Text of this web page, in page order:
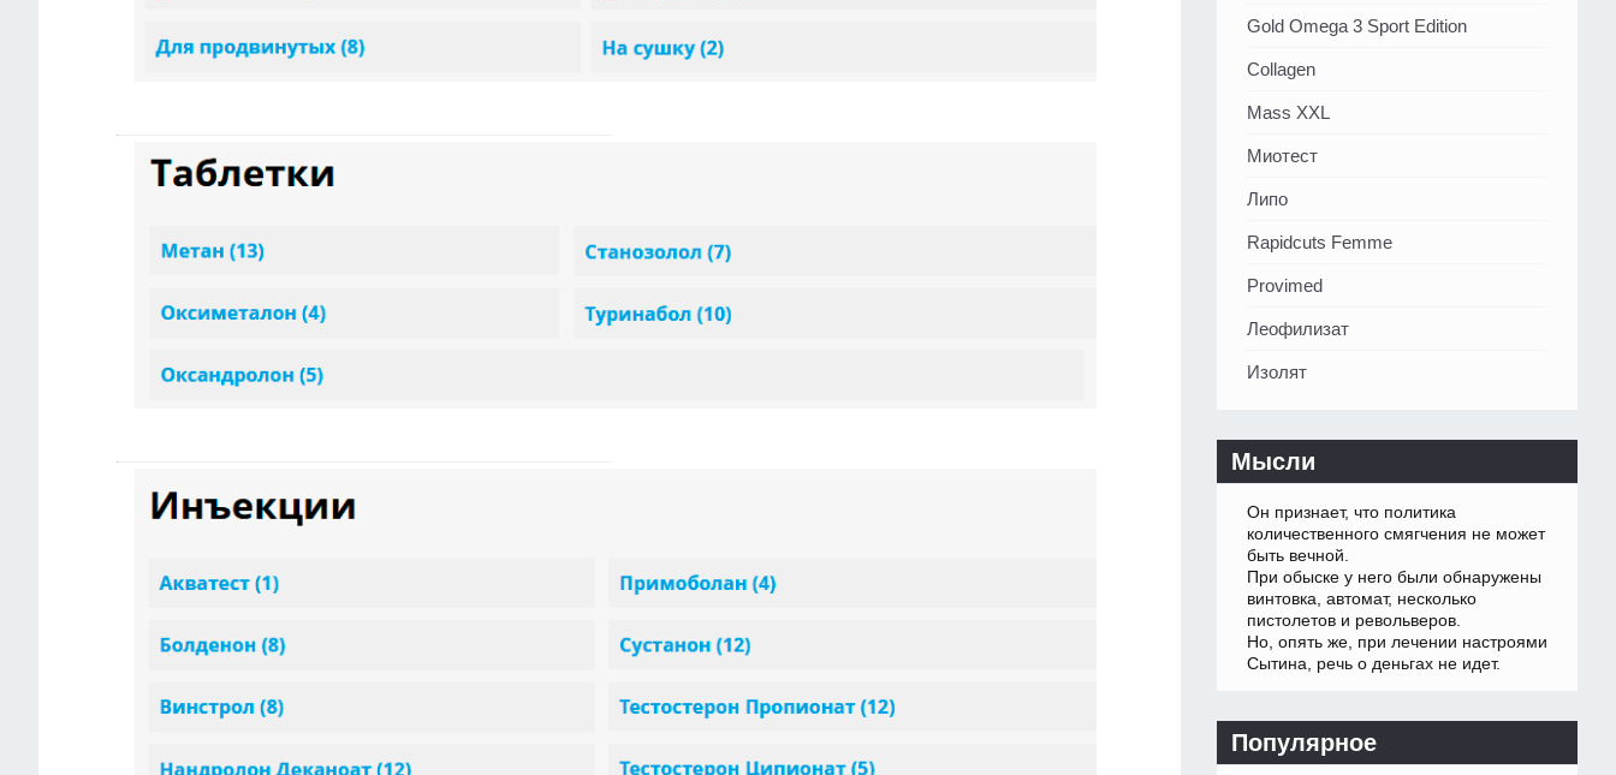
Gold Omega 3 Sport Edition
Collagen
Mass XXL
Миотест
Липо
Rapidcuts Femme
Provimed
Леофилизат
Изолят
Мысли
Он признает, что политика
количественного смягчения не может
быть вечной.
При обыске у него были обнаружены
винтовка, автомат, несколько
пистолетов и револьверов.
Но, опять же, при лечении настроями
Сытина, речь о деньгах не идет.
Популярное